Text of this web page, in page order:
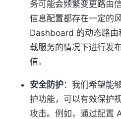
务可能会频繁变更路由
信息配置都存在一定的
Dashboard 的动态路由
载服务的情况下进行发
值。
安全防护：我们希望能
护功能，可以有效保护
攻击。例如，通过配置